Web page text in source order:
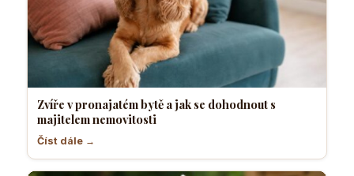
Zvíře v pronajatém bytě a jak se dohodnout s
majitelem nemovitosti
Číst dále →